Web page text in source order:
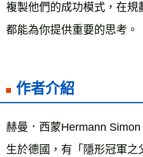
複製他們的成功模式，在規
作者介紹
赫曼．西蒙Hermann Simon
生於德國，有「隱形冠軍之